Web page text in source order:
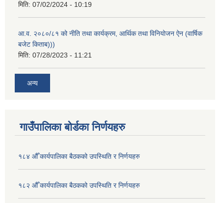
मिति: 07/02/2024 - 10:19
आ.व. २०८०/८१ को नीति तथा कार्यक्रम, आर्थिक तथा विनियोजन ऐन (वार्षिक
बजेट किताब)))
मिति: 07/28/2023 - 11:21
अन्य
गाउँपालिका बोर्डका निर्णयहरु
१८४ औँ कार्यपालिका बैठकको उपस्थिति र निर्णयहरु
१८२ औँ कार्यपालिका बैठकको उपस्थिति र निर्णयहरु